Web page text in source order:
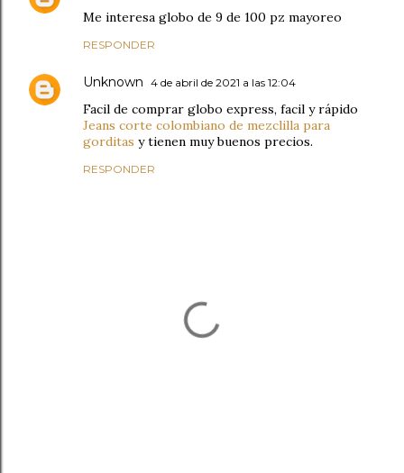
Me interesa globo de 9 de 100 pz mayoreo
RESPONDER
Unknown 4 de abril de 2021 a las 12:04
Facil de comprar globo express, facil y rápido
Jeans corte colombiano de mezclilla para
gorditas y tienen muy buenos precios.
RESPONDER